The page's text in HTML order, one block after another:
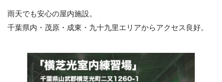
雨天でも安心の屋内施設。
千葉県内・茂原・成東・九十九里エリアからアクセス良好。